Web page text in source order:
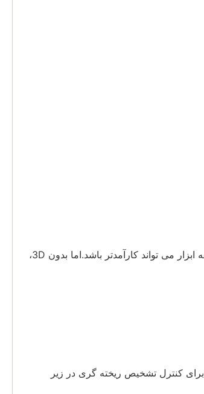
بله، ما می توانیم ریخته گری را با توجه به طراحی شما، طراحی دو بعدی یا مدل 3 بعدی cad انجام دهیم.اگر بتوان مدل 3D cad را ارائه کرد، توسعه ابزار می تواند کارآمدتر باشد.اما بدون 3D،
ما در خانه طیف سنج برای نظارت بر خواص شیمیایی، دستگاه تست کشش برای کنترل خواص مکانیکی و UT Sonic به عنوان روش بررسی NDT برای کنترل تشخیص ریخته گری در زیر